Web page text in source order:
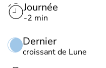
Journée
-2 min
Dernier
croissant de Lune